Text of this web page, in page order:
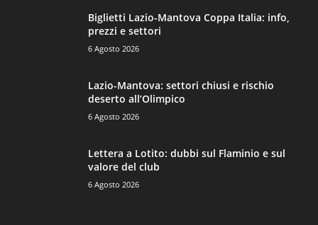
Biglietti Lazio-Mantova Coppa Italia: info,
prezzi e settori
6 Agosto 2026
Lazio-Mantova: settori chiusi e rischio
deserto all’Olimpico
6 Agosto 2026
Lettera a Lotito: dubbi sul Flaminio e sul
valore del club
6 Agosto 2026